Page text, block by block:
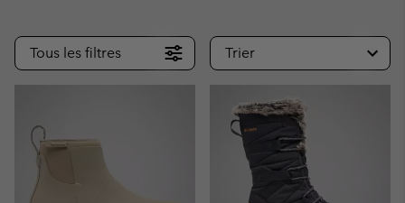
SEARCH
Tous les filtres Trier